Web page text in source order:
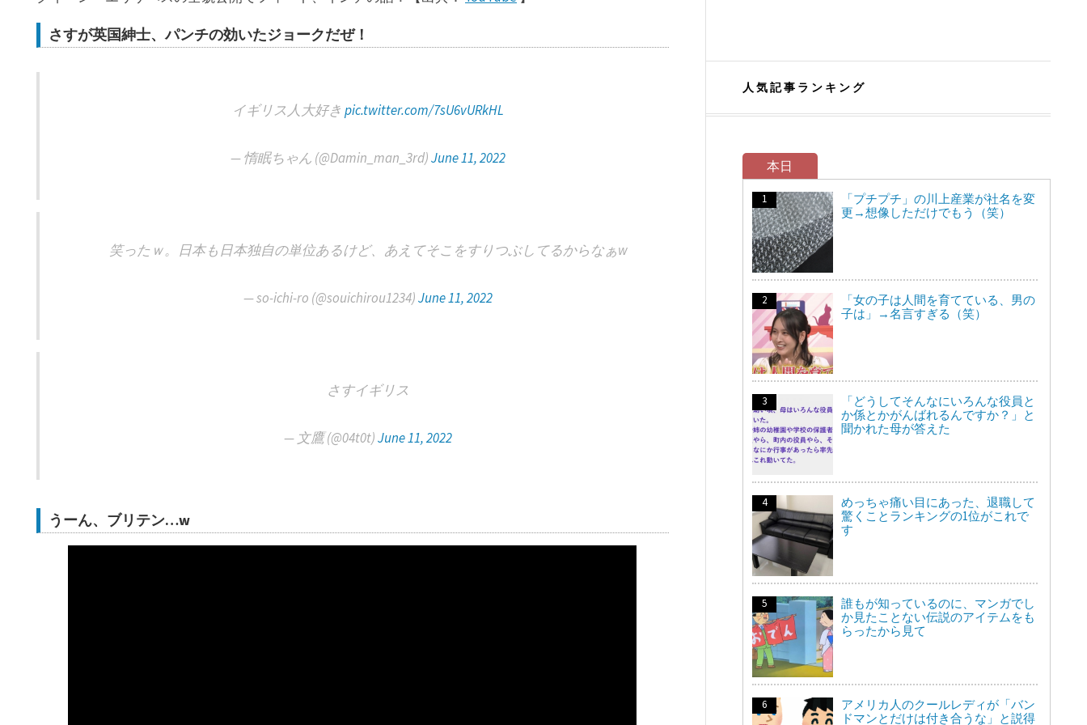
さすが英国紳士、パンチの効いたジョークだぜ！
イギリス人大好きpic.twitter.com/7sU6vURkHL
— 惰眠ちゃん (@Damin_man_3rd)June 11, 2022
笑ったｗ。日本も日本独自の単位あるけど、あえてそこをすりつぶしてるからなぁw
— so-ichi-ro (@souichirou1234)June 11, 2022
さすイギリス
— 文鷹 (@04t0t)June 11, 2022
うーん、ブリテン…w
人気記事ランキング
本日
「プチプチ」の川上産業が社名を変
更→想像しただけでもう（笑）
「女の子は人間を育てている、男の
子は」→名言すぎる（笑）
「どうしてそんなにいろんな役員と
か係とかがんばれるんですか？」と
聞かれた母が答えた
めっちゃ痛い目にあった、退職して
驚くことランキングの1位がこれで
す
誰もが知っているのに、マンガでし
か見たことない伝説のアイテムをも
らったから見て
アメリカ人のクールレディが「バン
ドマンとだけは付き合うな」と説得